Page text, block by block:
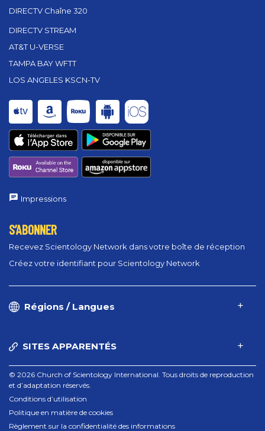
DIRECTV Chaîne 320
DIRECTV STREAM
AT&T U-VERSE
TAMPA BAY WFTT
LOS ANGELES KSCN-TV
Impressions
S’ABONNER
Recevez Scientology Network dans votre boîte de réception
Créez votre identifiant pour Scientology Network
Régions / Langues
SITES APPARENTÉS
© 2026 Church of Scientology International. Tous droits de reproduction
et d’adaptation réservés.
Conditions d’utilisation
Politique en matière de cookies
Règlement sur la confidentialité des informations